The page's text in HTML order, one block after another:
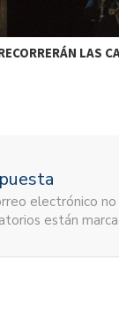
LAS
electrónico no
están